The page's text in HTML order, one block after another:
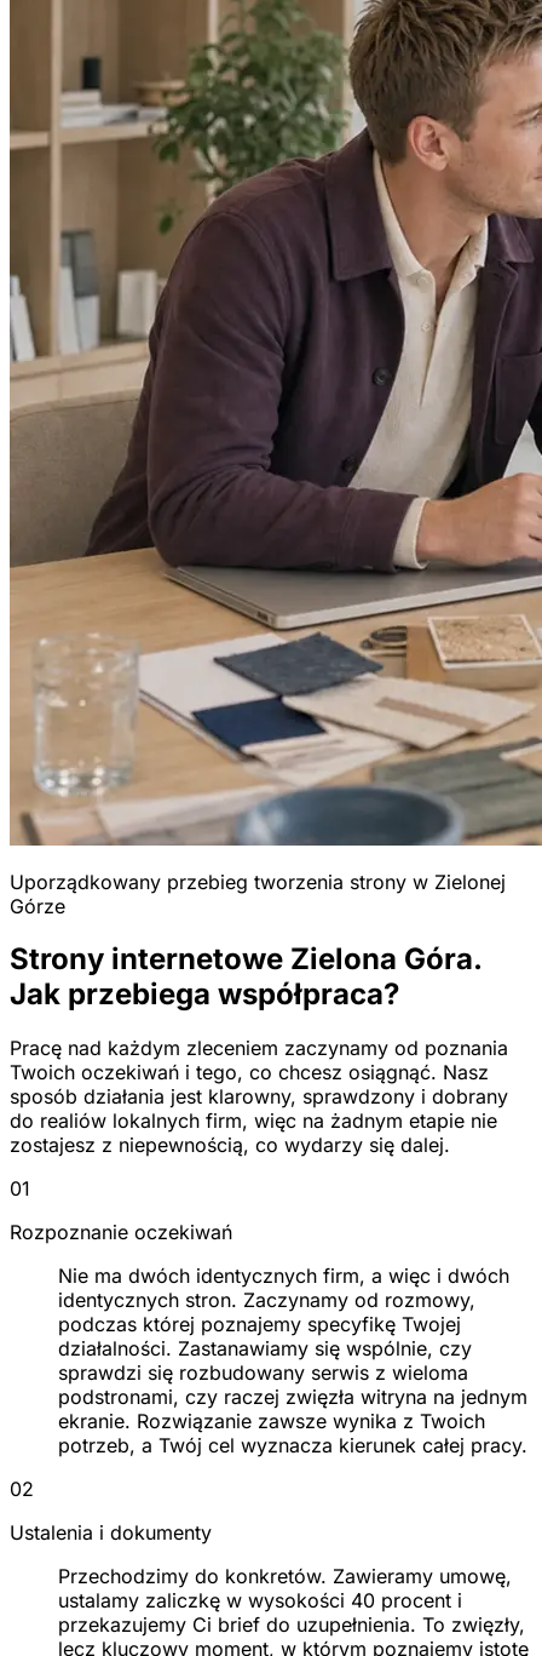
Uporządkowany przebieg tworzenia strony w Zielonej
Górze
Strony internetowe Zielona Góra.
Jak przebiega współpraca?
Pracę nad każdym zleceniem zaczynamy od poznania
Twoich oczekiwań i tego, co chcesz osiągnąć. Nasz
sposób działania jest klarowny, sprawdzony i dobrany
do realiów lokalnych firm, więc na żadnym etapie nie
zostajesz z niepewnością, co wydarzy się dalej.
01
Rozpoznanie oczekiwań
Nie ma dwóch identycznych firm, a więc i dwóch
identycznych stron. Zaczynamy od rozmowy,
podczas której poznajemy specyfikę Twojej
działalności. Zastanawiamy się wspólnie, czy
sprawdzi się rozbudowany serwis z wieloma
podstronami, czy raczej zwięzła witryna na jednym
ekranie. Rozwiązanie zawsze wynika z Twoich
potrzeb, a Twój cel wyznacza kierunek całej pracy.
02
Ustalenia i dokumenty
Przechodzimy do konkretów. Zawieramy umowę,
ustalamy zaliczkę w wysokości 40 procent i
przekazujemy Ci brief do uzupełnienia. To zwięzły,
lecz kluczowy moment, w którym poznajemy istotę